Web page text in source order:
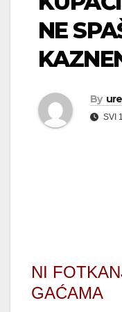
NE
By
SVI
NI
GAĆAMA